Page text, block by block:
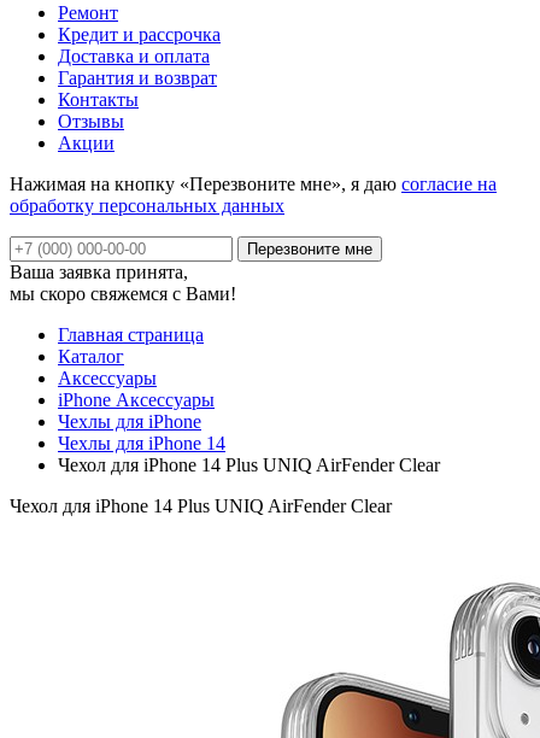
Ремонт
Кредит и рассрочка
Доставка и оплата
Гарантия и возврат
Контакты
Отзывы
Акции
Нажимая на кнопку «Перезвоните мне», я даю согласие на
обработку персональных данных
Ваша заявка принята,
мы скоро свяжемся с Вами!
Главная страница
Каталог
Аксессуары
iPhone Аксессуары
Чехлы для iPhone
Чехлы для iPhone 14
Чехол для iPhone 14 Plus UNIQ AirFender Clear
Чехол для iPhone 14 Plus UNIQ AirFender Clear